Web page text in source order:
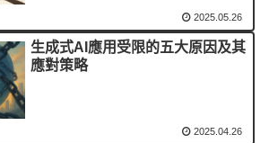
2025.05.26
生成式AI應用受限的五大原因及其
應對策略
2025.04.26